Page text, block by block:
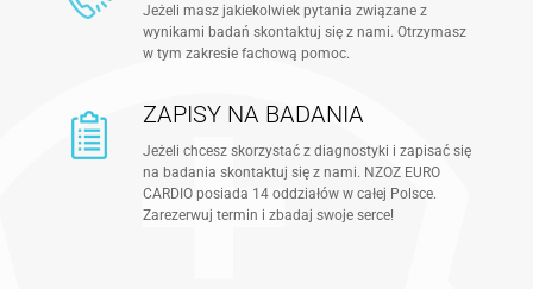
Jeżeli masz jakiekolwiek pytania związane z
wynikami badań skontaktuj się z nami. Otrzymasz
w tym zakresie fachową pomoc.
ZAPISY NA BADANIA
Jeżeli chcesz skorzystać z diagnostyki i zapisać się
na badania skontaktuj się z nami. NZOZ EURO
CARDIO posiada 14 oddziałów w całej Polsce.
Zarezerwuj termin i zbadaj swoje serce!